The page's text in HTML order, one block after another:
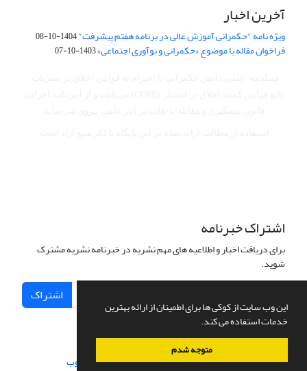
این وب سایت از کوکی ها برای اطمینان از ارائه بهترین
خدمات استفاده می کند.
متوجه شدم
آخرین اخبار
ویژه نامه "حکمرانی آموزش عالی در برنامه هفتم پیشرفت"1404-10-08
فراخوان مقاله با موضوع «حکمرانی و نوآوری اجتماعی»1403-10-07
اشتراک خبرنامه
برای دریافت اخبار و اطلاعیه های مهم نشریه در خبرنامه نشریه مشترک
شوید.
اشتراک
سامانه مدیریت نشریات علمی.طراحی و پیاده سازی از سیناوب